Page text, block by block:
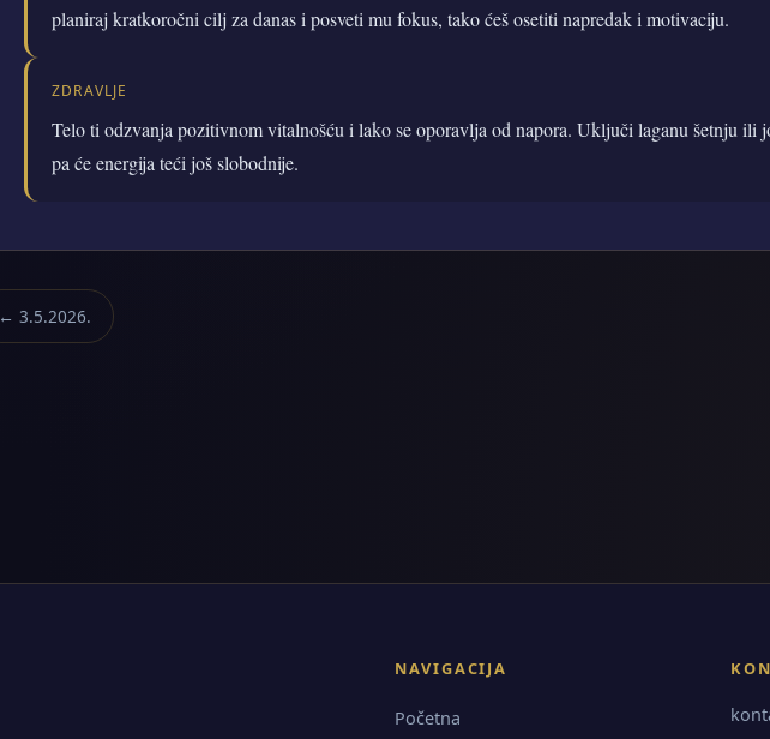
planiraj kratkoročni cilj za danas i posveti mu fokus, tako ćeš osetiti napredak i motivaciju.
ZDRAVLJE
Telo ti odzvanja pozitivnom vitalnošću i lako se oporavlja od napora. Uključi laganu šetnju ili
pa će energija teći još slobodnije.
← 3.5.2026.
NAVIGACIJA
Početna